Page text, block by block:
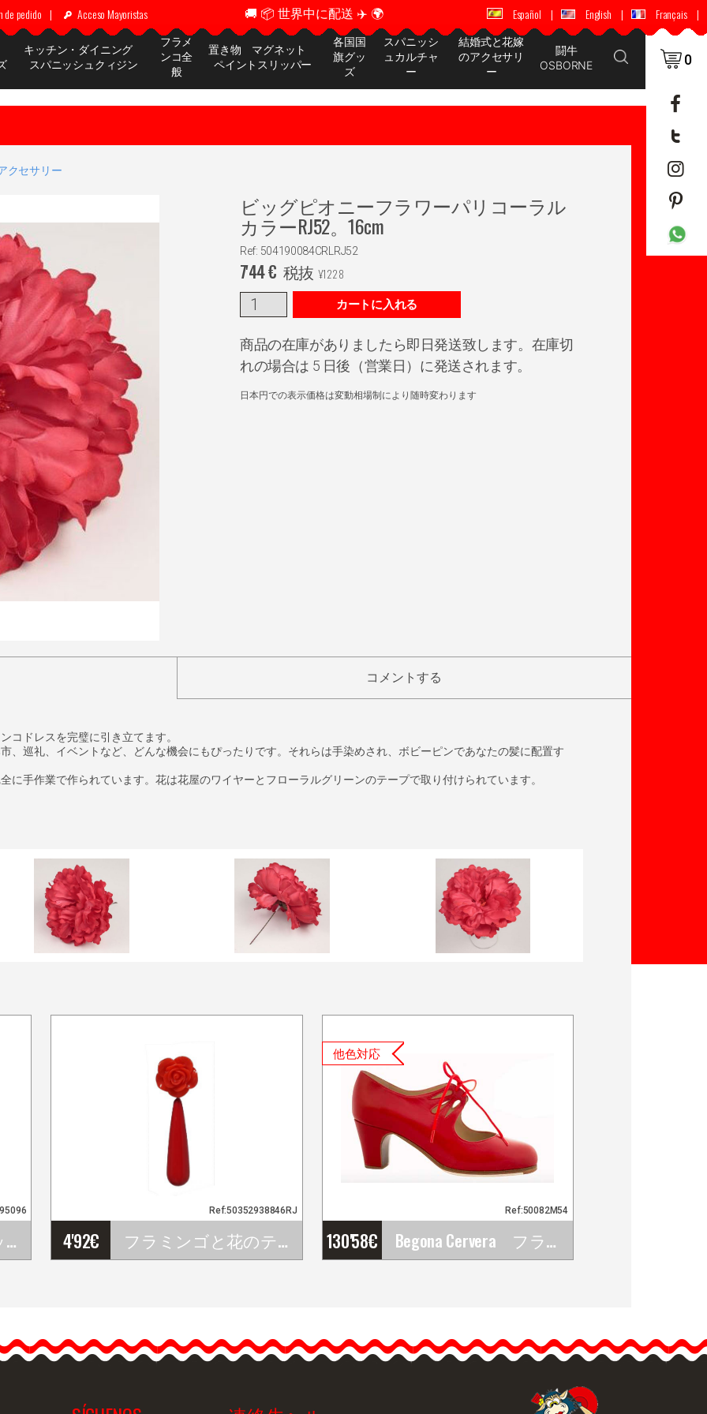
de pedido | Acceso Mayoristas 🚚 📦 世界中に配送 ✈️ 🌍 🚚 📦 世界中に配送 ✈️ 🌍
Español | English | Français |
キッチン・ダイニング
スパニッシュクィジン
フラメ
ンコ全
般
置き物 マグネット
ペイントスリッパー
各国国
旗グッ
ズ
スパニッシ
ュカルチャ
ー
結婚式と花嫁
のアクセサリ
ー
闘牛
OSBORNE
0
クセサリー
ビッグピオニーフラワーパリコーラル
カラーRJ52。16cm
Ref: 504190084CRLRJ52
7'44€ 税抜 ¥1228
カートに入れる
商品の在庫がありましたら即日発送致します。在庫切
れの場合は 5 日後（営業日）に発送されます。
日本円での表示価格は変動相場制により随時変わります
コメントする
コドレスを完璧に引き立てます。
、巡礼、イベントなど、どんな機会にもぴったりです。それらは手染めされ、ボビーピンであなたの髪に配置す
に手作業で作られています。花は花屋のワイヤーとフローラルグリーンのテープで取り付けられています。
トレリス・ストレッチ・ニット・スカート ダブダンズ 4'92€ フラミンゴと花のティアドロップピアス。レッド
Ref:50352938846RJ
hellip;
他色対応
130'58€ Begona Cervera フラメンコ・ダンスシューズ Cordonera Calado モデル
Ref:50082M54
Cordonera Calado モデル
ベゴーニャ・セルベラの
す。 こちらのCordonera…